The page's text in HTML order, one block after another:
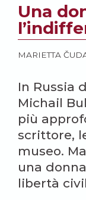
Una
MARIETTA
In Russia
Michail
più
scrittore,
museo.
una
libertà